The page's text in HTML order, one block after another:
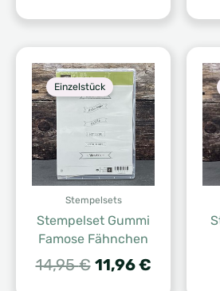
Einzelstück
Stempelsets
Stempelset Gummi
Famose Fähnchen
14,95€ Ursprünglicher
11,96€Aktueller